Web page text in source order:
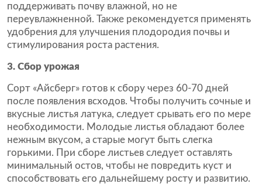
поддерживать почву влажной, но не
переувлажненной. Также рекомендуется применять
удобрения для улучшения плодородия почвы и
стимулирования роста растения.
3. Сбор урожая
Сорт «Айсберг» готов к сбору через 60-70 дней
после появления всходов. Чтобы получить сочные и
вкусные листья латука, следует срывать его по мере
необходимости. Молодые листья обладают более
нежным вкусом, а старые могут быть слегка
горькими. При сборе листьев следует оставлять
минимальный остов, чтобы не повредить куст и
способствовать его дальнейшему росту и развитию.